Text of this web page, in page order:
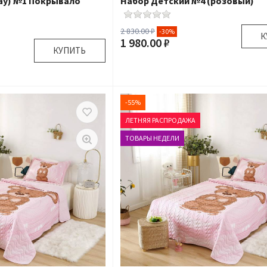
КУПИТЬ
1 шт Наволочка
1 шт
Подробнее
2 830.00 ₽ -30%
1 980.00 ₽
Ткань:
Доставка:
-55%
ЛЕТНЯЯ РАСПРОДАЖА
ТОВАРЫ НЕДЕЛИ